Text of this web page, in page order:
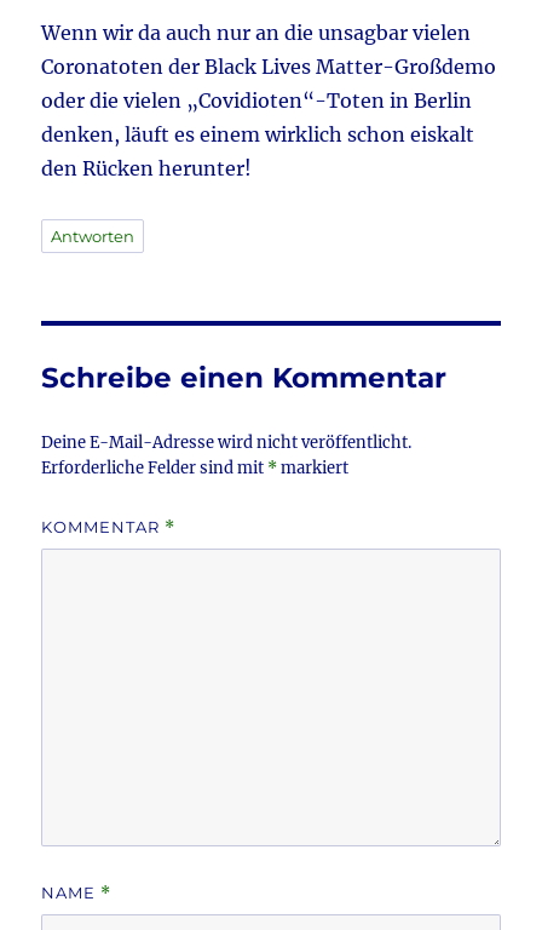
Wenn wir da auch nur an die unsagbar vielen
Coronatoten der Black Lives Matter-Großdemo
oder die vielen „Covidioten“-Toten in Berlin
denken, läuft es einem wirklich schon eiskalt
den Rücken herunter!
Antworten
Schreibe einen Kommentar
Deine E-Mail-Adresse wird nicht veröffentlicht.
Erforderliche Felder sind mit *markiert
KOMMENTAR *
NAME *